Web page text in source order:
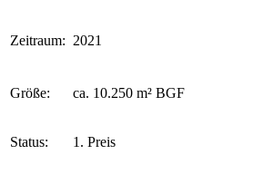
Zeitraum: 2021
Größe: ca. 10.250 m² BGF
Status: 1. Preis